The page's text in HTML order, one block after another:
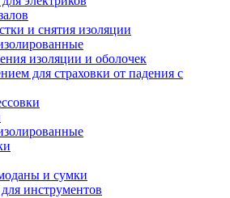
и снятия изоляции
изоляции и оболочек
для страховки от падения с
и сумки
инструментов